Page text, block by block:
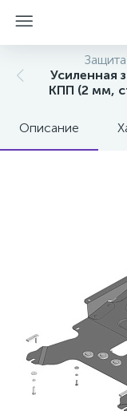
Усиленная
КПП (2 мм,
Описание